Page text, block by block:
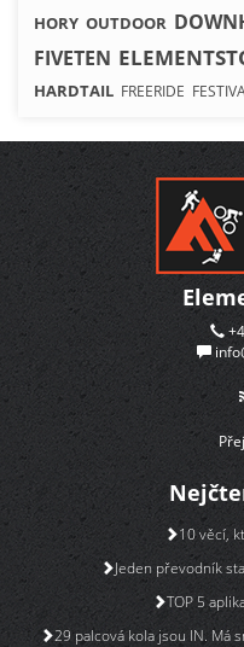
HORY OUTDOOR
FIVETEN
HARDTAIL FREERIDE
10 věcí,
Jeden převodník
TOP 5
29 palcová kola jsou IN. Má